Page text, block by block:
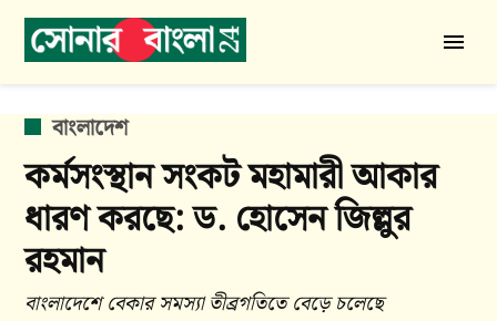
Skip
বাংলা
24
POSTED
IN
বাংলাদেশ
কর্মসংস্থান সংকট মহামারী আকার
ধারণ করছে: ড. হোসেন জিল্লুর
রহমান
বাংলাদেশে বেকার সমস্যা তীব্রগতিতে বেড়ে চলেছে